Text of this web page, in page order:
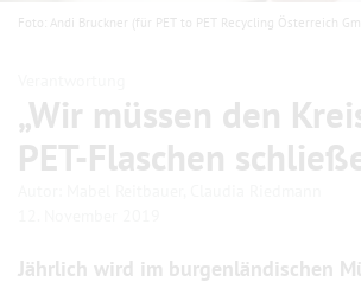
Foto: Andi Bruckner (für PET to PET Recycling Österreich
„Wir müssen den
PET-Flaschen
Jährlich wird im burgenländischen